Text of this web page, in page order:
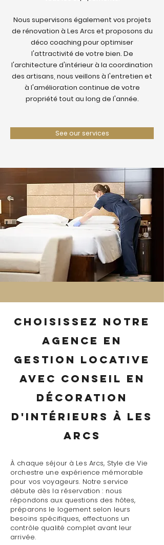
Nous supervisons également vos projets
de rénovation à Les Arcs et proposons du
déco coaching pour optimiser
l'attractivité de votre bien. De
l'architecture d'intérieur à la coordination
des artisans, nous veillons à l'entretien et
à l'amélioration continue de votre
propriété tout au long de l'année.
See our services
Choisissez notre
agence en
gestion locative
avec conseil en
décoration
d'intérieurs à Les
Arcs
À chaque séjour à Les Arcs, Style de Vie
orchestre une expérience mémorable
pour vos voyageurs. Notre service
débute dès la réservation : nous
répondons aux questions des hôtes,
préparons le logement selon leurs
besoins spécifiques, effectuons un
contrôle qualité complet avant leur
arrivée.